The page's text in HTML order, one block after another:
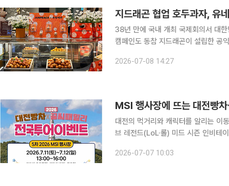
지드래곤 협업 호두과자, 유
38년 만에 국내 개최 국제회의서 대
캠페인도 동참 지드래곤이 설립한 공익법인 저스피스(JUSPEACE)와 부창제과가 함께 선보인 ‘데
을 맞이하는 공식 디저트로 제공된다
2026-07-08 14:27
MSI 행사장에 뜨는 대전빵
대전의 먹거리와 캐릭터를 알리는 이
브 레전드(LoL·롤) 미드 시즌 인비테이셔널(MSI) 행
2026-07-07 10:03